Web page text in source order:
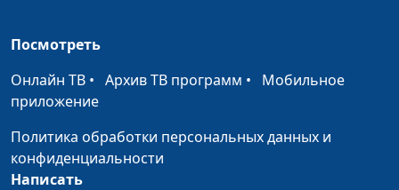
Андрей Довгель,
возможностей
Андрей Довгель,
Как достичь
христианской зрелости?
Валерий Малышев,
Посмотреть
Онлайн ТВ • Архив ТВ программ • Мобильное
приложение
Политика обработки персональных данных и
конфиденциальности
Написать